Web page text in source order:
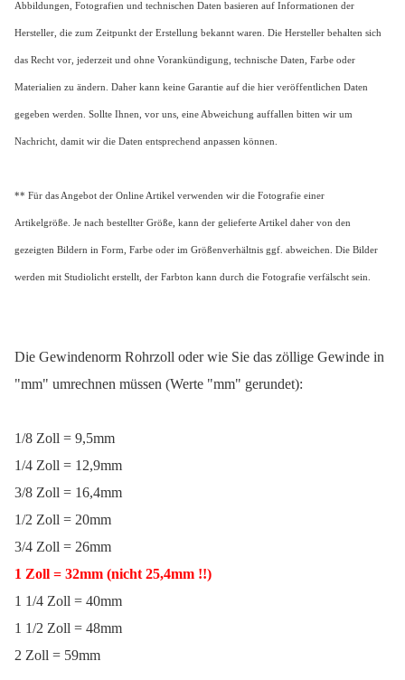
Abbildungen, Fotografien und technischen Daten basieren auf Informationen der
Hersteller, die zum Zeitpunkt der Erstellung bekannt waren. Die Hersteller behalten sich
das Recht vor, jederzeit und ohne Vorankündigung, technische Daten, Farbe oder
Materialien zu ändern. Daher kann keine Garantie auf die hier veröffentlichen Daten
gegeben werden. Sollte Ihnen, vor uns, eine Abweichung auffallen bitten wir um
Nachricht, damit wir die Daten entsprechend anpassen können.
** Für das Angebot der Online Artikel verwenden wir die Fotografie einer
Artikelgröße. Je nach bestellter Größe, kann der gelieferte Artikel daher von den
gezeigten Bildern in Form, Farbe oder im Größenverhältnis ggf. abweichen. Die Bilder
werden mit Studiolicht erstellt, der Farbton kann durch die Fotografie verfälscht sein.
Die Gewindenorm Rohrzoll oder wie Sie das zöllige Gewinde in
"mm" umrechnen müssen (Werte "mm" gerundet):
1/8 Zoll = 9,5mm
1/4 Zoll = 12,9mm
3/8 Zoll = 16,4mm
1/2 Zoll = 20mm
3/4 Zoll = 26mm
1 Zoll = 32mm (nicht 25,4mm !!)
1 1/4 Zoll = 40mm
1 1/2 Zoll = 48mm
2 Zoll = 59mm